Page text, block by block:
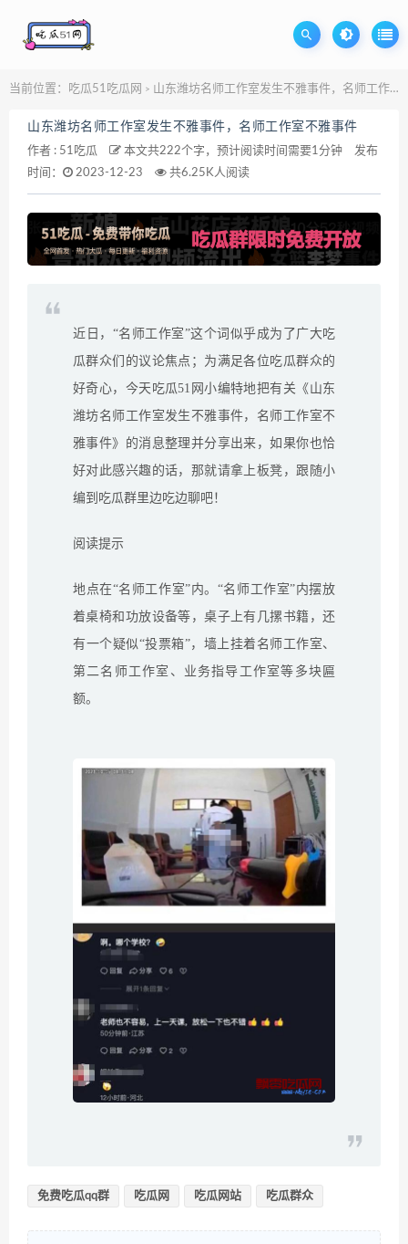
当前位置： 吃瓜51吃瓜网 > 山东潍坊名师工作室发生不雅事件，名师工作室不雅事件
山东潍坊名师工作室发生不雅事件，名师工作室不雅事件
作者 : 51吃瓜 本文共222个字，预计阅读时间需要1分钟
发布
时间：
2023-12-23 共6.25K人阅读
近日，“名师工作室”这个词似乎成为了广大吃
瓜群众们的议论焦点；为满足各位吃瓜群众的
好奇心，今天吃瓜51网小编特地把有关《山东
潍坊名师工作室发生不雅事件，名师工作室不
雅事件》的消息整理并分享出来，如果你也恰
好对此感兴趣的话，那就请拿上板凳，跟随小
编到吃瓜群里边吃边聊吧！
阅读提示
地点在“名师工作室”内。“名师工作室”内摆放
着桌椅和功放设备等，桌子上有几摞书籍，还
有一个疑似“投票箱”，墙上挂着名师工作室、
第二名师工作室、业务指导工作室等多块匾
额。
免费吃瓜qq群 吃瓜网 吃瓜网站 吃瓜群众